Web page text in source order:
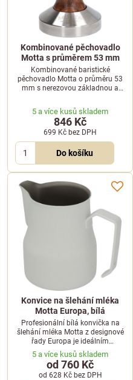
Kombinované pěchovadlo
Motta s průměrem 53 mm
Kombinované baristické
pěchovadlo Motta o průměru 53
mm s nerezovou základnou a
správné utlačení mleté kávy.
5 a více kusů skladem
846 Kč
699 Kč bez DPH
Do košíku
Konvice na šlehání mléka
Motta Europa, bílá
Profesionální bílá konvička na
šlehání mléka Motta z designové
řady Europa je ideálním
pomocníkem pro přípravu
dokonalé mléčné pěny a latte art.
5 a více kusů skladem
od 760 Kč
od 628 Kč bez DPH